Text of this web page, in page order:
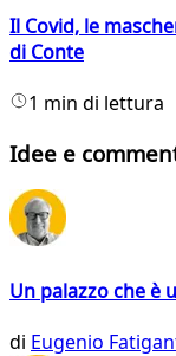
Il Covid, le
di Conte
1 min di lettura
Idee e
Un palazzo che è
di Eugenio